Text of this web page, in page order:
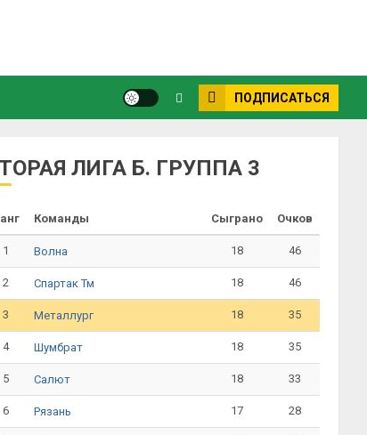
ПОДПИСАТЬСЯ
ЛИГА Б. ГРУППА 3
Команды Сыграно Очков
1 Волна 18 46
2 Спартак Тм 18 46
3 Металлург 18 35
4 Шумбрат 18 35
5 Салют 18 33
6 Рязань 17 28